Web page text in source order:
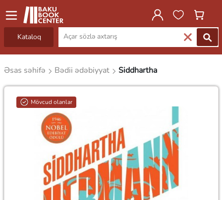
Kataloq
Əsas səhifə Bədii ədəbiyyat Siddhartha
Mövcud olanlar